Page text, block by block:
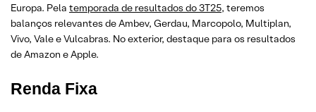
Europa. Pela temporada de resultados do 3T25, teremos
balanços relevantes de Ambev, Gerdau, Marcopolo, Multiplan,
Vivo, Vale e Vulcabras. No exterior, destaque para os resultados
de Amazon e Apple.
Renda Fixa